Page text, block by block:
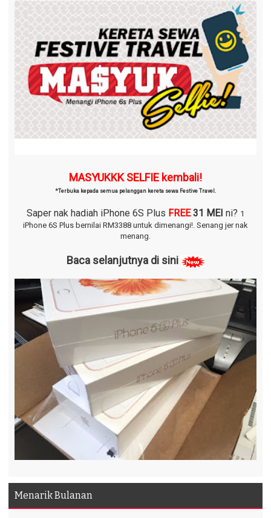
MASYUKKK SELFIE kembali!
*Terbuka kepada semua pelanggan kereta sewa Festive Travel.
Saper nak hadiah iPhone 6S Plus FREE 31 MEI ni? 1
iPhone 6S Plus bernilai RM3388 untuk dimenangi!. Senang jer nak
menang.
Baca selanjutnya di sini
Menarik Bulanan